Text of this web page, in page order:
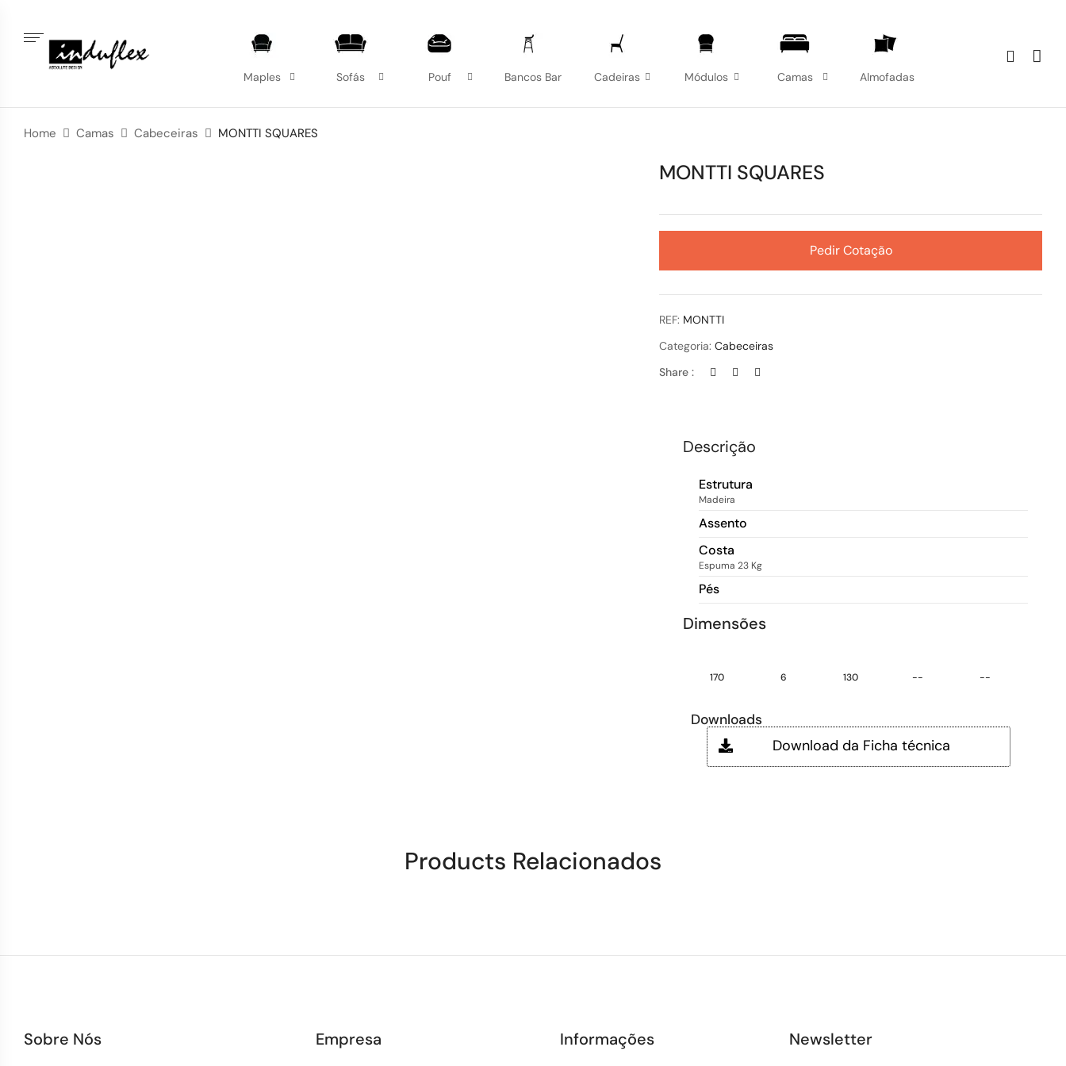
Maples Sofás Pouf Bancos Bar Cadeiras Módulos Camas Almofadas
Home Camas Cabeceiras MONTTI SQUARES
MONTTI SQUARES
Pedir Cotação
REF: MONTTI
Categoria:Cabeceiras
Share :
Descrição
Estrutura
Madeira
Assento
Costa
Espuma 23 Kg
Pés
Dimensões
170 6 130 -- --
Downloads
Download da Ficha técnica
Products Relacionados
Sobre Nós Empresa Informações Newsletter